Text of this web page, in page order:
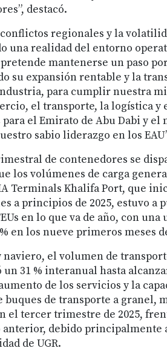
destacó.
regionales y la
una realidad del entorno
mantenerse un paso
su expansión rentable y la
para cumplir nuestra
el transporte, la logística y
el Emirato de Abu Dabi y el
sabio liderazgo en los
de contenedores se
los volúmenes de carga
Terminals Khalifa Port, que
a principios de 2025, estuvo a
en lo que va de año, con
en los nueve primeros meses
el volumen de
31 % interanual hasta
de los servicios y la
buques de transporte a granel,
el tercer trimestre de 2025,
debido principalmente
de UGR.